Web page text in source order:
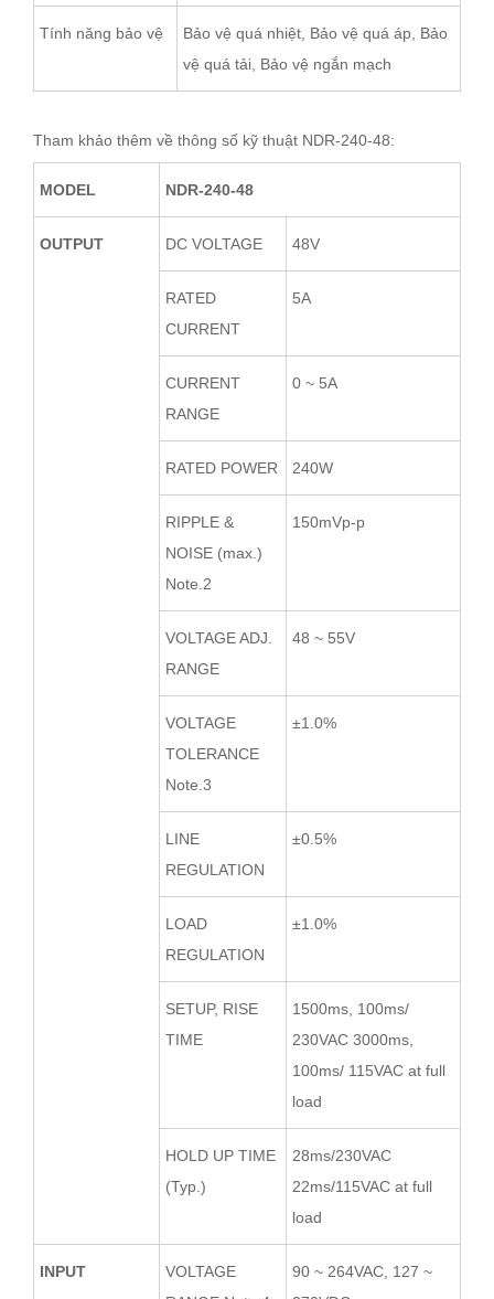
Tính năng bảo vệ
Bảo vệ quá nhiệt, Bảo vệ quá áp, Bảo
vệ quá tải, Bảo vệ ngắn mạch
Tham khảo thêm về thông số kỹ thuật NDR-240-48:
MODEL NDR-240-48
OUTPUT DC VOLTAGE 48V
RATED
CURRENT
5A
CURRENT
RANGE
0 ~ 5A
RATED POWER 240W
RIPPLE &
NOISE (max.)
Note.2
150mVp-p
VOLTAGE ADJ.
RANGE
48 ~ 55V
VOLTAGE
TOLERANCE
Note.3
±1.0%
LINE
REGULATION
±0.5%
LOAD
REGULATION
±1.0%
SETUP, RISE
TIME
1500ms, 100ms/
230VAC 3000ms,
100ms/ 115VAC at full
load
HOLD UP TIME
(Typ.)
28ms/230VAC
22ms/115VAC at full
load
INPUT
VOLTAGE
90 ~ 264VAC, 127 ~